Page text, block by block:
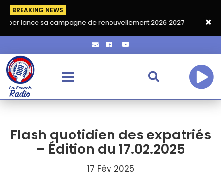
BREAKING NEWS
campagne de renouvellement 2026‑2027 Grand café de
Flash quotidien des expatriés
– Édition du 17.02.2025
17 Fév 2025